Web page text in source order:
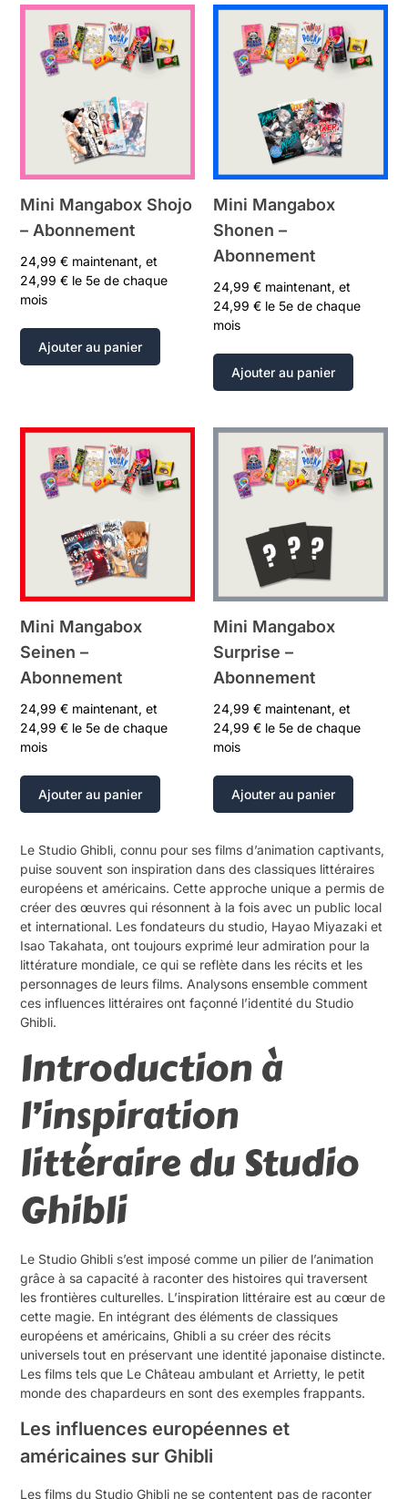
Mini Mangabox Shojo
– Abonnement
24,99€ maintenant, et
24,99€ le 5e de chaque
mois
Ajouter au panier
Mini Mangabox
Shonen –
Abonnement
24,99 € maintenant, et
24,99 € le 5e de chaque
mois
Ajouter au panier
Mini Mangabox
Seinen –
Abonnement
24,99€ maintenant, et
24,99€ le 5e de chaque
mois
Ajouter au panier
Mini Mangabox
Surprise –
Abonnement
24,99 € maintenant, et
24,99 € le 5e de chaque
mois
Ajouter au panier
Le Studio Ghibli, connu pour ses films d’animation captivants,
puise souvent son inspiration dans des classiques littéraires
européens et américains. Cette approche unique a permis de
créer des œuvres qui résonnent à la fois avec un public local
et international. Les fondateurs du studio, Hayao Miyazaki et
Isao Takahata, ont toujours exprimé leur admiration pour la
littérature mondiale, ce qui se reflète dans les récits et les
personnages de leurs films. Analysons ensemble comment
ces influences littéraires ont façonné l’identité du Studio
Ghibli.
Introduction à
l’inspiration
littéraire du Studio
Ghibli
Le Studio Ghibli s’est imposé comme un pilier de l’animation
grâce à sa capacité à raconter des histoires qui traversent
les frontières culturelles. L’inspiration littéraire est au cœur de
cette magie. En intégrant des éléments de classiques
européens et américains, Ghibli a su créer des récits
universels tout en préservant une identité japonaise distincte.
Les films tels que Le Château ambulant et Arrietty, le petit
monde des chapardeurs en sont des exemples frappants.
Les influences européennes et
américaines sur Ghibli
Les films du Studio Ghibli ne se contentent pas de raconter